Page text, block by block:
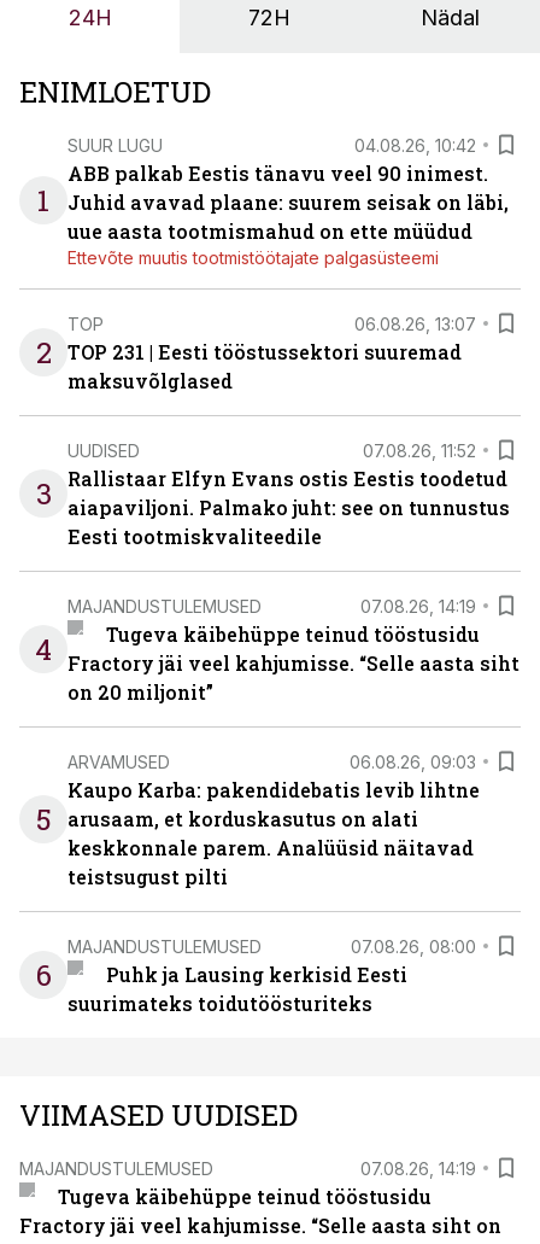
24H 72H Nädal
ENIMLOETUD
1
SUUR LUGU 04.08.26, 10:42
ABB palkab Eestis tänavu veel 90 inimest.
Juhid avavad plaane: suurem seisak on läbi,
uue aasta tootmismahud on ette müüdud
Ettevõte muutis tootmistöötajate palgasüsteemi
2
TOP 06.08.26, 13:07
TOP 231 | Eesti tööstussektori suuremad
maksuvõlglased
3
UUDISED 07.08.26, 11:52
Rallistaar Elfyn Evans ostis Eestis toodetud
aiapaviljoni. Palmako juht: see on tunnustus
Eesti tootmiskvaliteedile
4
MAJANDUSTULEMUSED 07.08.26, 14:19
Tugeva käibehüppe teinud tööstusidu
Fractory jäi veel kahjumisse. “Selle aasta siht
on 20 miljonit”
5
ARVAMUSED 06.08.26, 09:03
Kaupo Karba: pakendidebatis levib lihtne
arusaam, et korduskasutus on alati
keskkonnale parem. Analüüsid näitavad
teistsugust pilti
6
MAJANDUSTULEMUSED 07.08.26, 08:00
Puhk ja Lausing kerkisid Eesti
suurimateks toidutöösturiteks
VIIMASED UUDISED
MAJANDUSTULEMUSED 07.08.26, 14:19
Tugeva käibehüppe teinud tööstusidu
Fractory jäi veel kahjumisse. “Selle aasta siht on